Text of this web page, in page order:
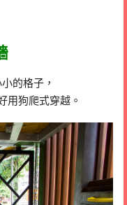
的格子，
用狗爬式穿越。